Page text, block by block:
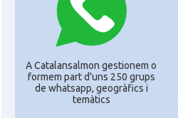
A Catalansalmon gestionem o
formem part d'uns 250 grups
de whatsapp, geogràfics i
temàtics